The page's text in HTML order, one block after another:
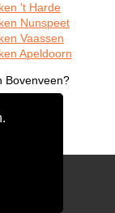
't Harde
Nunspeet
Vaassen
Apeldoorn
Bovenveen?